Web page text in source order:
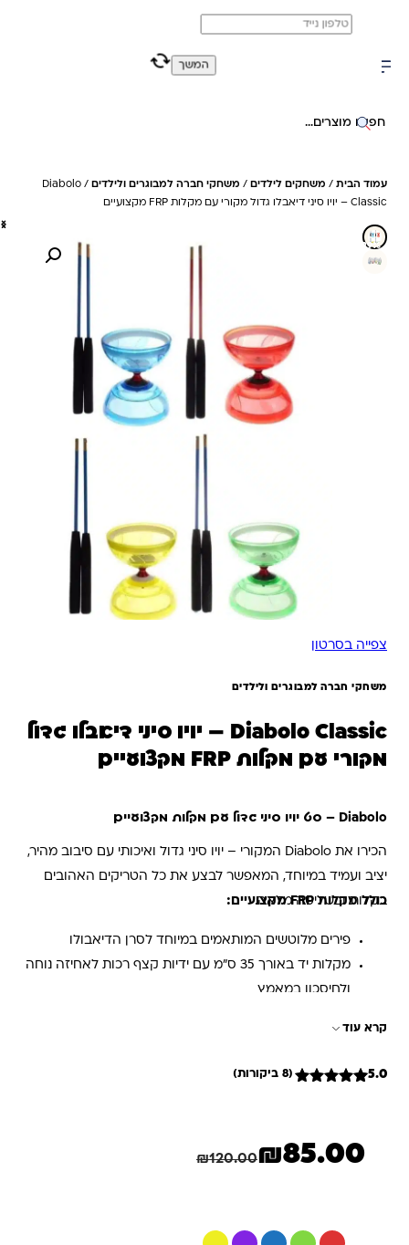
משלוח מהיר חינם בקניה מעל 299 ₪ (למעט ריהוט)
חיפוש באתר
עמוד הבית/משחקים לילדים/משחקי חברה למבוגרים ולילדים
/ Diabolo
Classic – יויו סיני דיאבלו גדול מקורי עם מקלות FRP מקצועיים
29%- חיסכון
צפייה בסרטון
משחקי חברה למבוגרים ולילדים
Diabolo Classic – יויו סיני דיאבלו גדול
מקורי עם מקלות FRP מקצועיים
Diabolo – סט יויו סיני גדול עם מקלות מקצועיים
הכירו את Diabolo המקורי – יויו סיני גדול ואיכותי עם סיבוב מהיר,
יציב ועמיד במיוחד, המאפשר לבצע את כל הטריקים האהובים
בקלות ובשליטה מלאה.
כולל מקלות FRP מקצועיים:
פירים מלוטשים המותאמים במיוחד לסרן הדיאבולו
מקלות יד באורך 35 ס"מ עם ידיות קצף רכות לאחיזה נוחה
ולחיסכון במאמץ
קרא עוד
5.0
לקוחות
(8 ביקורות)
₪120.00
המחיר המקורי היה: ₪120.00.
₪85.00
המחיר הנוכחי הוא: ₪85.00.
המשך